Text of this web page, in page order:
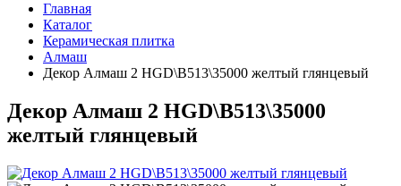
Главная
Каталог
Керамическая плитка
Алмаш
Декор Алмаш 2 HGD\B513\35000 желтый глянцевый
Декор Алмаш 2 HGD\B513\35000
желтый глянцевый